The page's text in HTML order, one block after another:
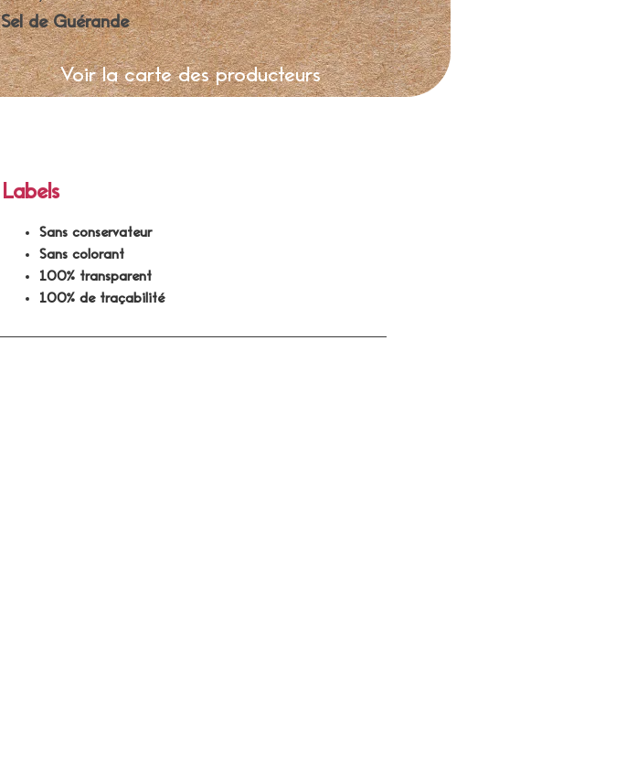
Sel de Guérande
Voir la carte des producteurs
Labels
Sans conservateur
Sans colorant
100% transparent
100% de traçabilité